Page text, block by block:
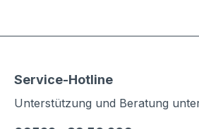
Service-Hotline
Unterstützung und Beratung